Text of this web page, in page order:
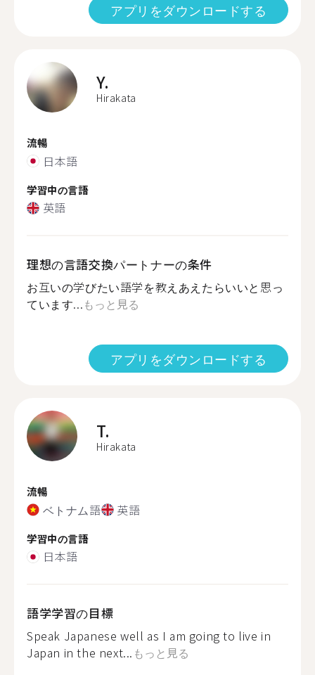
アプリをダウンロードする
Y.
Hirakata
流暢
日本語
学習中の言語
英語
理想の言語交換パートナーの条件
お互いの学びたい語学を教えあえたらいいと思っ
ています...もっと見る
アプリをダウンロードする
T.
Hirakata
流暢
ベトナム語 英語
学習中の言語
日本語
語学学習の目標
Speak Japanese well as I am going to live in
Japan in the next... もっと見る